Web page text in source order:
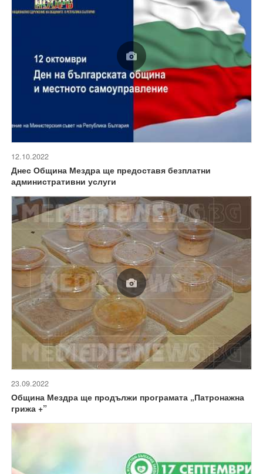
12.10.2022
Днес Община Мездра ще предоставя безплатни
административни услуги
23.09.2022
Община Мездра ще продължи програмата „Патронажна
грижа +”